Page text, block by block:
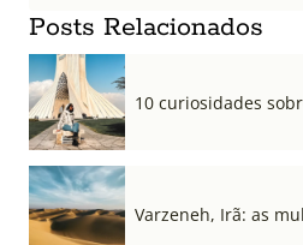
Posts Relacionados
10 curiosidades
Varzeneh, Irã: as